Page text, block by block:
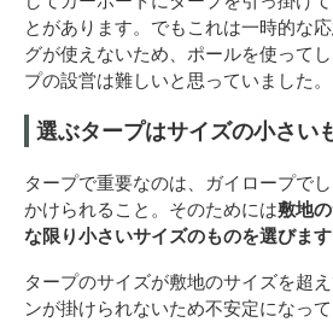
とがあります。でもこれは一時的な
グが使えないため、ポールを使って
プの設営は難しいと思っていました。
選ぶタープはサイズの小さい
タープで重要なのは、ガイロープで
かけられること。そのためには敷地
な限り小さいサイズのものを選びます
タープのサイズが敷地のサイズを超
ンが掛けられないため不安定になって